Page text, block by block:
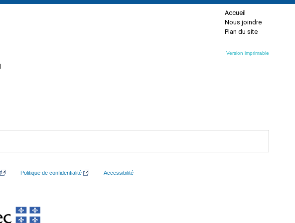
Accueil
Nous joindre
Plan du site
Version imprimable
Politique de confidentialité Accessibilité